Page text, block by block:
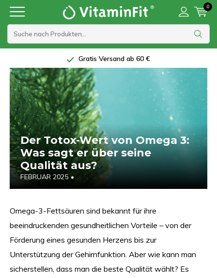
0
5 Sterne Bewertung bei Trustpilot
Der Totox-Wert von Omega 3:
Was sagt er über seine
Qualität aus?
FEBRUAR 2025 •
Omega-3-Fettsäuren sind bekannt für ihre
beeindruckenden gesundheitlichen Vorteile – von der
Förderung eines gesunden Herzens bis zur
Unterstützung der Gehirnfunktion. Aber wie kann man
sicherstellen, dass man die beste Qualität wählt? Es